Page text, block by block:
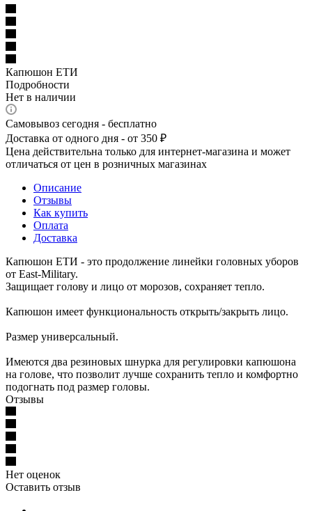
Капюшон ЕТИ
Подробности
Нет в наличии
Самовывоз сегодня - бесплатно
Доставка от одного дня - от 350 ₽
Цена действительна только для интернет-магазина и может
отличаться от цен в розничных магазинах
Описание
Отзывы
Как купить
Оплата
Доставка
Капюшон ЕТИ - это продолжение линейки головных уборов
от East-Military.
Защищает голову и лицо от морозов, сохраняет тепло.
Капюшон имеет функциональность открыть/закрыть лицо.
Размер универсальный.
Имеются два резиновых шнурка для регулировки капюшона
на голове, что позволит лучше сохранить тепло и комфортно
подогнать под размер головы.
Отзывы
Нет оценок
Оставить отзыв